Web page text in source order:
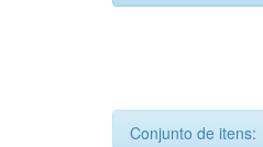
Conjunto de itens: